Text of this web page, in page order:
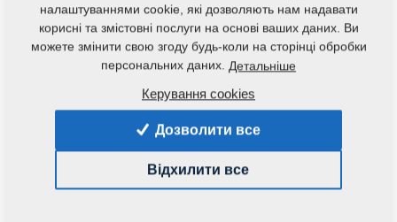
Код продукту: m14163
наступного обладнання:
KOMPAKTOMAT
0,4000 Кг
налаштуваннями cookie, які дозволяють нам надавати
корисні та змістовні послуги на основі ваших даних. Ви
можете змінити свою згоду будь-коли на сторінці обробки
персональних даних. Детальніше
Керування cookies
Дозволити все
Відхилити все